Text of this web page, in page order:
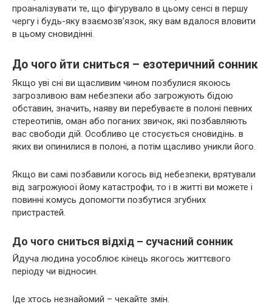
проаналізувати те, що фігурувало в цьому сенсі в першу
чергу і будь-яку взаємозв’язок, яку вам вдалося вловити
в цьому сновидінні.
До чого йти сниться – езотеричний сонник
Якщо уві сні ви щасливим чином позбулися якоюсь
загрозливою вам небезпеки або загрожують бідою
обставин, значить, наяву ви перебуваєте в полоні певних
стереотипів, оман або поганих звичок, які позбавляють
вас свободи дій. Особливо це стосується сновидінь. в
яких ви опинилися в полоні, а потім щасливо уникли його.
Якщо ви самі позбавили когось від небезпеки, врятували
від загрожуюої йому катастрофи, то і в житті ви можете і
повинні комусь допомогти позбутися згубних
пристрастей.
До чого сниться відхід – сучасний сонник
Йдуча людина уособлює кінець якогось життєвого
періоду чи відносин.
Іде хтось незнайомий – чекайте змін.